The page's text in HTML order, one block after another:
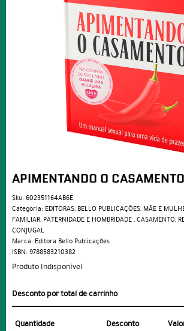
APIMENTANDO O CASAMENTO
Sku: 602351164AB6E
Categoria: EDITORAS, BELLO PUBLICAÇÕES, MÃE E
FAMILIAR, PATERNIDADE E HOMBRIDADE,CASAMENTO,
CONJUGAL
Marca: Editora Bello Publicações
ISBN: 9788583210382
Produto Indisponível
Desconto por total de carrinho
Quantidade Desconto